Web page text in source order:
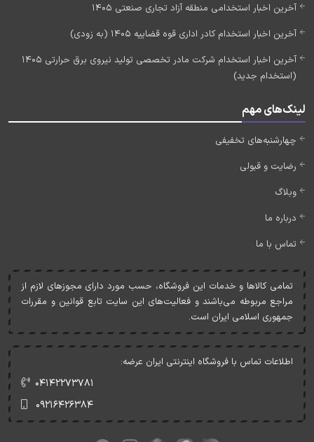
آخرین اخبار استخدامی منطقه آزاد تجاری صنعتی 1405
آخرین اخبار استخدام کادر اداری قوه قضاییه 1405 (به زودی)
آخرین اخبار استخدام شرکت مادر تخصصی تولید نیروی برق حرارتی 1405
(استخدام جدید)
لینک‌های مهم
چهارشنبه‌های تخفیفی
رضایت و قبولی
وبلاگ
درباره ما
تماس با ما
تمامی کالاها و خدمات اين فروشگاه، حسب مورد دارای مجوزهای لازم از
مراجع مربوطه می‌باشند و فعاليت‌های اين سايت تابع قوانين و مقررات
جمهوری اسلامی ايران است.
اطلاعات تماس با فروشگاه اینترنتی ایران عرضه:
۰۴۱۴۲۲۷۳۷۸۱
۰۹۲۱۶۴۲۶۳۸۴